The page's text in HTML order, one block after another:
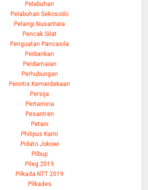
Pelabuhan
Pelabuhan Sekosodo
Pelangi Nusantara
Pencak Silat
Penguatan Pancasila
Perbankan
Perdamaian
Perhubungan
Perintis Kemerdekaan
Persija
Pertamina
Pesantren
Petani
Philipus Kami
Pidato Jokowi
Pilbup
Pileg 2019
Pilkada NTT 2019
Pilkades